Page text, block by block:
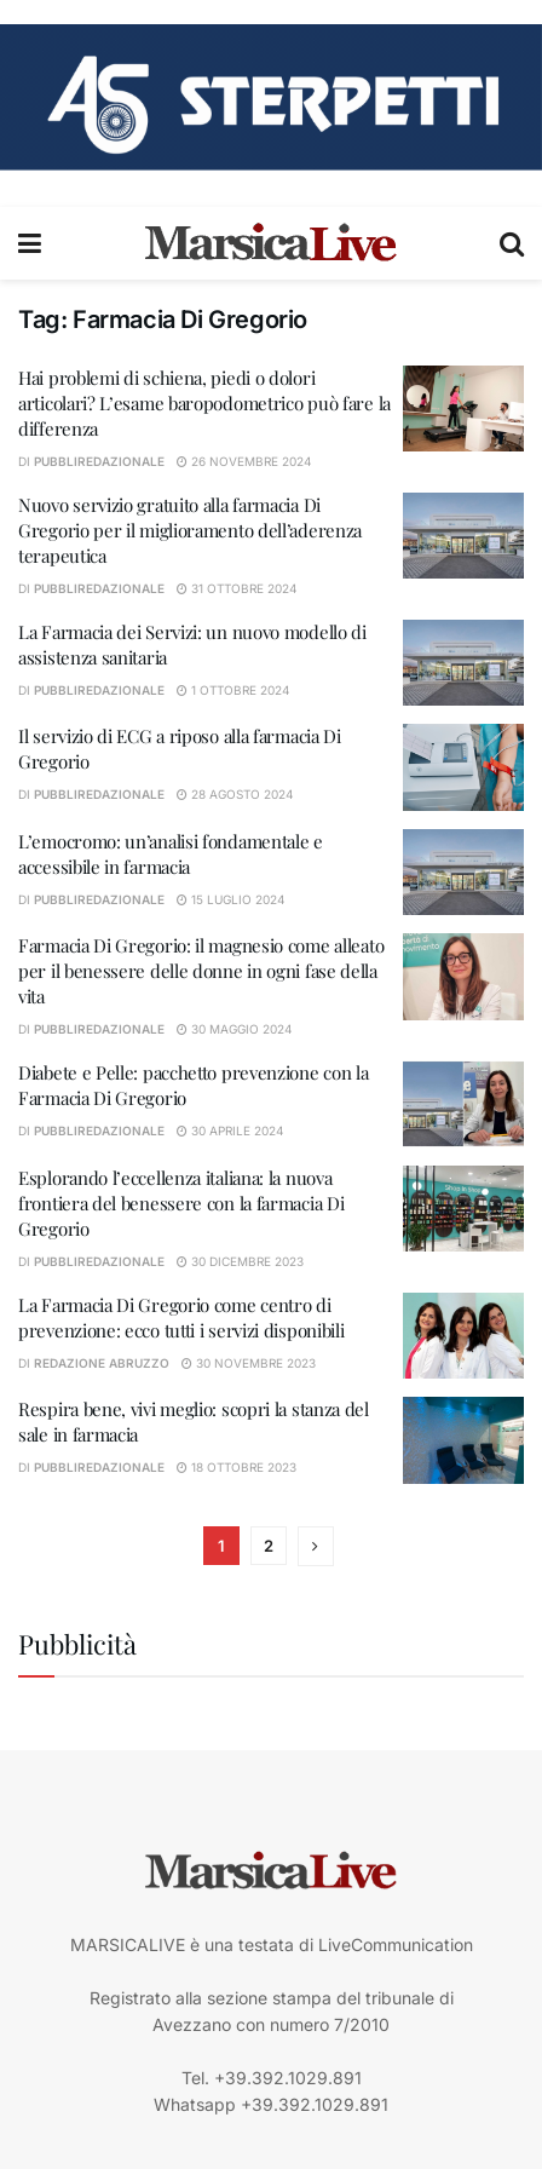
Tag: Farmacia Di Gregorio
Hai problemi di schiena, piedi o dolori
articolari? L’esame baropodometrico può fare la
differenza
DI PUBBLIREDAZIONALE 26 NOVEMBRE 2024
Nuovo servizio gratuito alla farmacia Di
Gregorio per il miglioramento dell’aderenza
terapeutica
DI PUBBLIREDAZIONALE 31 OTTOBRE 2024
La Farmacia dei Servizi: un nuovo modello di
assistenza sanitaria
DI PUBBLIREDAZIONALE 1 OTTOBRE 2024
Il servizio di ECG a riposo alla farmacia Di
Gregorio
DI PUBBLIREDAZIONALE 28 AGOSTO 2024
L’emocromo: un’analisi fondamentale e
accessibile in farmacia
DI PUBBLIREDAZIONALE 15 LUGLIO 2024
Farmacia Di Gregorio: il magnesio come alleato
per il benessere delle donne in ogni fase della
vita
DI PUBBLIREDAZIONALE 30 MAGGIO 2024
Diabete e Pelle: pacchetto prevenzione con la
Farmacia Di Gregorio
DI PUBBLIREDAZIONALE 30 APRILE 2024
Esplorando l’eccellenza italiana: la nuova
frontiera del benessere con la farmacia Di
Gregorio
DI PUBBLIREDAZIONALE 30 DICEMBRE 2023
La Farmacia Di Gregorio come centro di
prevenzione: ecco tutti i servizi disponibili
DI REDAZIONE ABRUZZO 30 NOVEMBRE 2023
Respira bene, vivi meglio: scopri la stanza del
sale in farmacia
DI PUBBLIREDAZIONALE 18 OTTOBRE 2023
1 2
Pubblicità
MARSICALIVE è una testata di LiveCommunication
Registrato alla sezione stampa del tribunale di
Avezzano con numero 7/2010
Tel. +39.392.1029.891
Whatsapp +39.392.1029.891